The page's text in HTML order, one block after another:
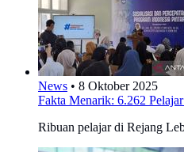
News • 8 Oktober 2025
Fakta Menarik: 6.262
Ribuan pelajar di Rejang